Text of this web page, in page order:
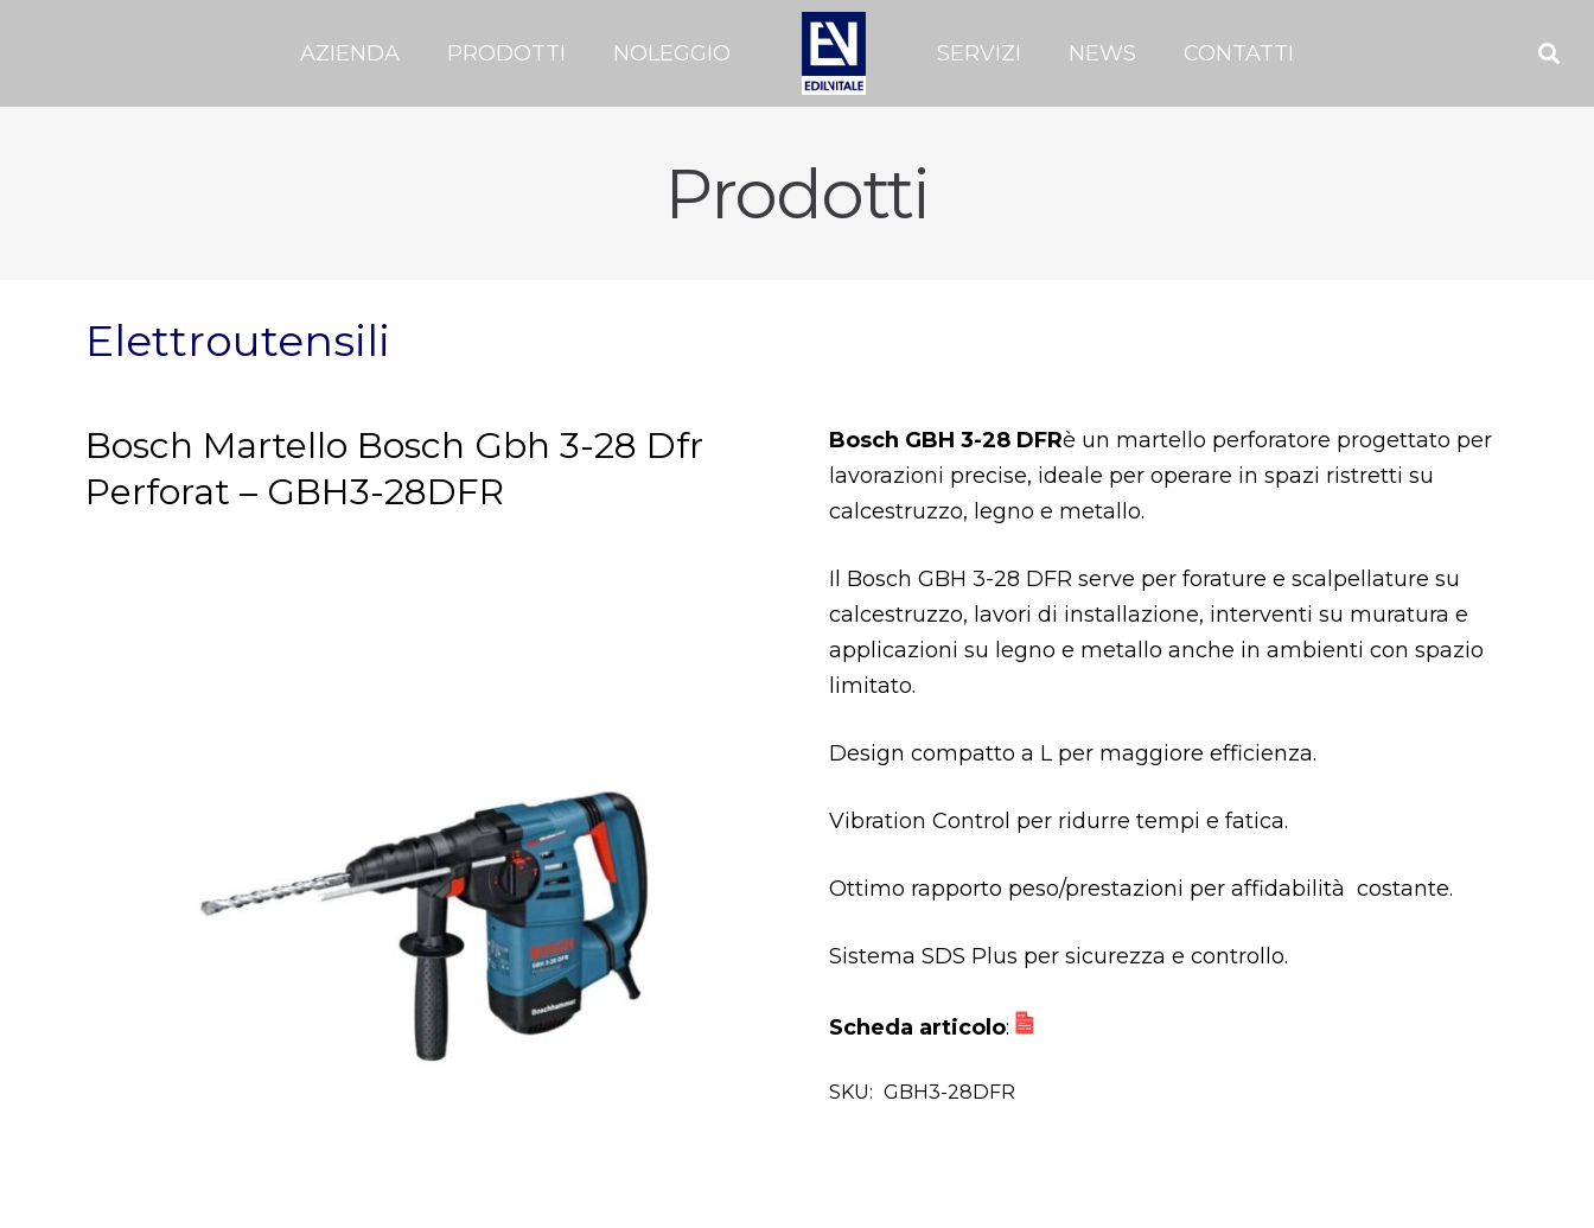
AZIENDA PRODOTTI NOLEGGIO SERVIZI NEWS CONTATTI
Prodotti
Elettroutensili
Bosch Martello Bosch Gbh 3-28 Dfr
Perforat – GBH3-28DFR
Bosch GBH 3-28 DFRè un martello perforatore progettato per
lavorazioni precise, ideale per operare in spazi ristretti su
calcestruzzo, legno e metallo.
Il Bosch GBH 3-28 DFR serve per forature e scalpellature su
calcestruzzo, lavori di installazione, interventi su muratura e
applicazioni su legno e metallo anche in ambienti con spazio
limitato.
Design compatto a L per maggiore efficienza.
Vibration Control per ridurre tempi e fatica.
Ottimo rapporto peso/prestazioni per affidabilità costante.
Sistema SDS Plus per sicurezza e controllo.
Scheda articolo:
SKU: GBH3-28DFR